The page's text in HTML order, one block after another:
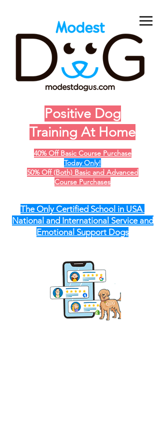
Positive Dog
Training At Home
40% Off Basic Course Purchase
Today Only!
50% Off (Both) Basic and Advanced
Course Purchases
The Only Certified School in USA
National and International Service and
Emotional Support Dogs